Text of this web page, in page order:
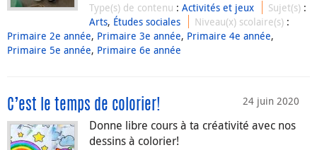
Type(s) de contenu : Activités et jeux Sujet(s) :
Arts, Études sociales Niveau(x) scolaire(s) :
Primaire 2e année, Primaire 3e année, Primaire 4e année,
Primaire 5e année, Primaire 6e année
24 juin 2020
C’est le temps de colorier!
Donne libre cours à ta créativité avec nos
dessins à colorier!